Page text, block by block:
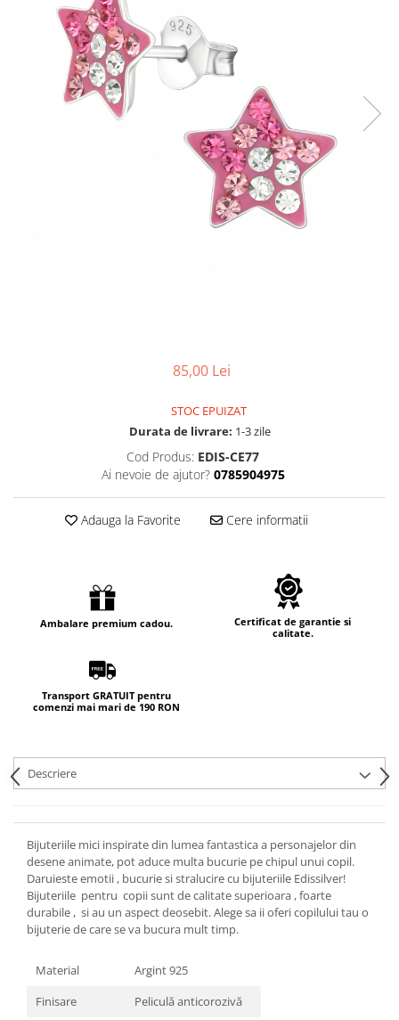
85,00 Lei
STOC EPUIZAT
Durata de livrare: 1-3 zile
Cod Produs: EDIS-CE77
Ai nevoie de ajutor? 0785904975
Adauga la Favorite Cere informatii
Ambalare premium cadou.
Certificat de garantie si
calitate.
Transport GRATUIT pentru
comenzi mai mari de 190 RON
Descriere
Bijuteriile mici inspirate din lumea fantastica a personajelor din
desene animate, pot aduce multa bucurie pe chipul unui copil.
Daruieste emotii , bucurie si stralucire cu bijuteriile Edissilver!
Bijuteriile pentru copii sunt de calitate superioara , foarte
durabile , si au un aspect deosebit. Alege sa ii oferi copilului tau o
bijuterie de care se va bucura mult timp.
Material
Argint 925
Finisare
Peliculă anticorozivă